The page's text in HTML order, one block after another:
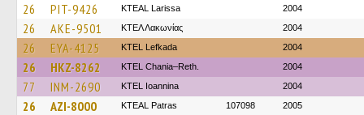
26 PIT-9426 KTEAL Larissa 2004
26 AKE-9501 ΚΤΕΛ Λακωνίας 2004
26 EYA-4125 KTEL Lefkada 2004
26 HKZ-8262 KTEL Chania–Reth. 2004
77 INM-2690 KTEL Ioannina 2004
26 AZI-8000 KTEAL Patras 107098 2005